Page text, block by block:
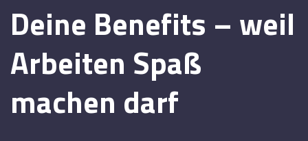
Deine Benefits – weil
Arbeiten Spaß
machen darf